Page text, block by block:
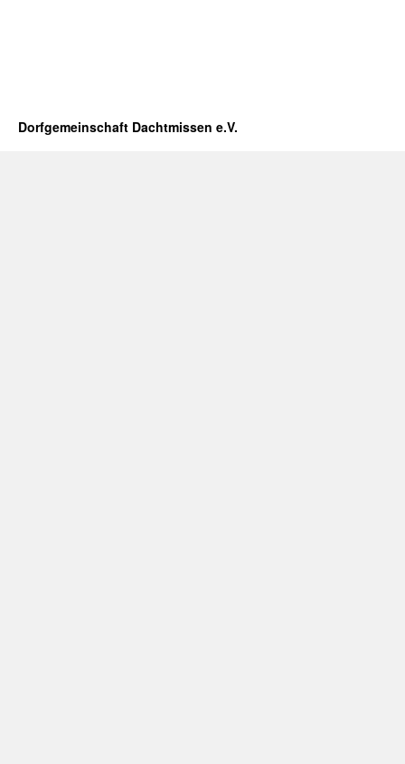
Dorfgemeinschaft Dachtmissen e.V.